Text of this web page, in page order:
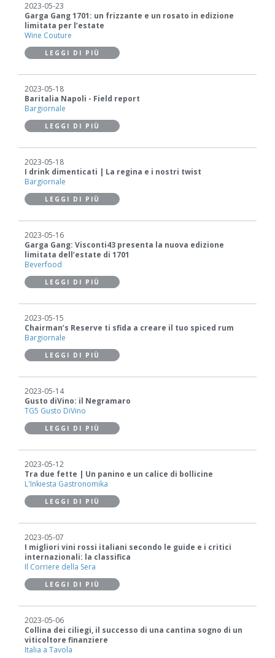
2023-05-23
Garga Gang 1701: un frizzante e un rosato in edizione
limitata per l’estate
Wine Couture
LEGGI DI PIÙ
2023-05-18
Baritalia Napoli - Field report
Bargiornale
LEGGI DI PIÙ
2023-05-18
I drink dimenticati | La regina e i nostri twist
Bargiornale
LEGGI DI PIÙ
2023-05-16
Garga Gang: Visconti43 presenta la nuova edizione
limitata dell’estate di 1701
Beverfood
LEGGI DI PIÙ
2023-05-15
Chairman’s Reserve ti sfida a creare il tuo spiced rum
Bargiornale
LEGGI DI PIÙ
2023-05-14
Gusto diVino: il Negramaro
TG5 Gusto DiVino
LEGGI DI PIÙ
2023-05-12
Tra due fette | Un panino e un calice di bollicine
L'Inkiesta Gastronomika
LEGGI DI PIÙ
2023-05-07
I migliori vini rossi italiani secondo le guide e i critici
internazionali: la classifica
Il Corriere della Sera
LEGGI DI PIÙ
2023-05-06
Collina dei ciliegi, il successo di una cantina sogno di un
viticoltore finanziere
Italia a Tavola